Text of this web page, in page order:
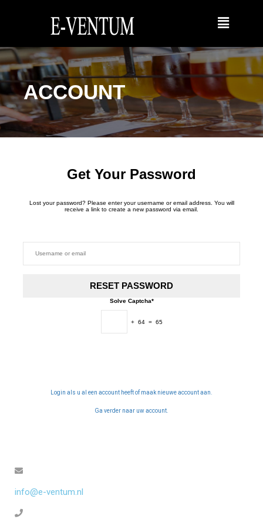
ACCOUNT
Get Your Password
Lost your password? Please enter your username or email address. You will
receive a link to create a new password via email.
Solve Captcha*
+ 64 = 65
Login als u al een account heeft of maak nieuwe account aan.
Ga verder naar uw account.
info@e-ventum.nl